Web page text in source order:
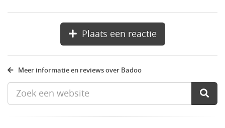
Plaats een reactie
Meer informatie en reviews over Badoo